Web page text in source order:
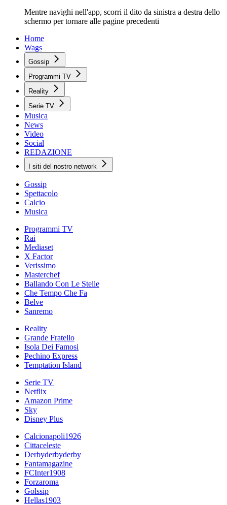
Mentre navighi nell'app, scorri il dito da sinistra a destra dello
schermo per tornare alle pagine precedenti
Home
Wags
Gossip
Programmi TV
Reality
Serie TV
Musica
News
Video
Social
REDAZIONE
I siti del nostro network
Gossip
Spettacolo
Calcio
Musica
Programmi TV
Rai
Mediaset
X Factor
Verissimo
Masterchef
Ballando Con Le Stelle
Che Tempo Che Fa
Belve
Sanremo
Reality
Grande Fratello
Isola Dei Famosi
Pechino Express
Temptation Island
Serie TV
Netflix
Amazon Prime
Sky
Disney Plus
Calcionapoli1926
Cittaceleste
Derbyderbyderby
Fantamagazine
FCInter1908
Forzaroma
Golssip
Hellas1903